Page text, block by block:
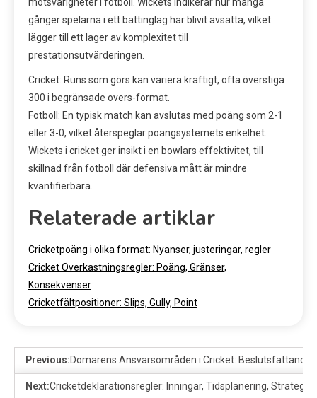
gånger spelarna i ett battinglag har blivit avsatta, vilket
lägger till ett lager av komplexitet till
prestationsutvärderingen.
Cricket: Runs som görs kan variera kraftigt, ofta överstiga
300 i begränsade overs-format.
Fotboll: En typisk match kan avslutas med poäng som 2-1
eller 3-0, vilket återspeglar poängsystemets enkelhet.
Wickets i cricket ger insikt i en bowlars effektivitet, till
skillnad från fotboll där defensiva mått är mindre
kvantifierbara.
Relaterade artiklar
Cricketpoäng i olika format: Nyanser, justeringar, regler
Cricket Överkastningsregler: Poäng, Gränser,
Konsekvenser
Cricketfältpositioner: Slips, Gully, Point
Previous:Domarens Ansvarsområden i Cricket: Beslutsfattande,
Next:Cricketdeklarationsregler: Inningar, Tidsplanering, Strategi